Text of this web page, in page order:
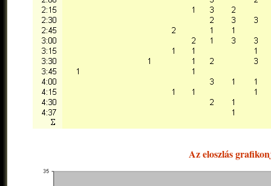
Az eloszlás